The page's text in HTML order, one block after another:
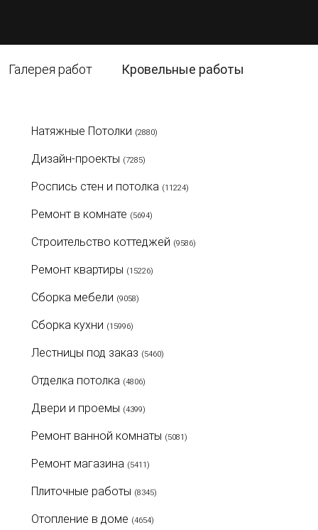
Галерея работ Кровельные работы
Натяжные Потолки (2880)
Дизайн-проекты (7285)
Роспись стен и потолка (11224)
Ремонт в комнате (5694)
Строительство коттеджей (9586)
Ремонт квартиры (15226)
Сборка мебели (9058)
Сборка кухни (15996)
Лестницы под заказ (5460)
Отделка потолка (4806)
Двери и проемы (4399)
Ремонт ванной комнаты (5081)
Ремонт магазина (5411)
Плиточные работы (8345)
Отопление в доме (4654)